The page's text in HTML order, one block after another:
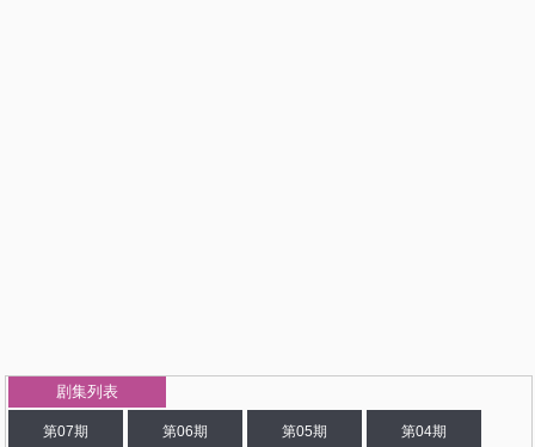
剧集列表
第07期 第06期 第05期 第04期